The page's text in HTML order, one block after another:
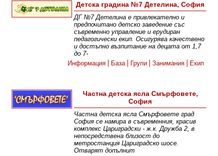
Детска градина №7 Детелина, София
ДГ №7 Детелина е привлекателно и
предпочитано детско заведение със
съвременно управление и ерудиран
педагогически екип. Осигурява качествено
и достъпно възпитание на децата от 1,7
до 7-
Информация
База Групи Занимания Екип
Частна детска ясла Смърфовете,
София
Частна детска ясла Смърфовете град
София се намира в съвременния, красив
комплекс Цариградски - ж.к. Дружба 2, в
непосредствена близост до
метростанция Цариградско шосе.
Отварят допълнит